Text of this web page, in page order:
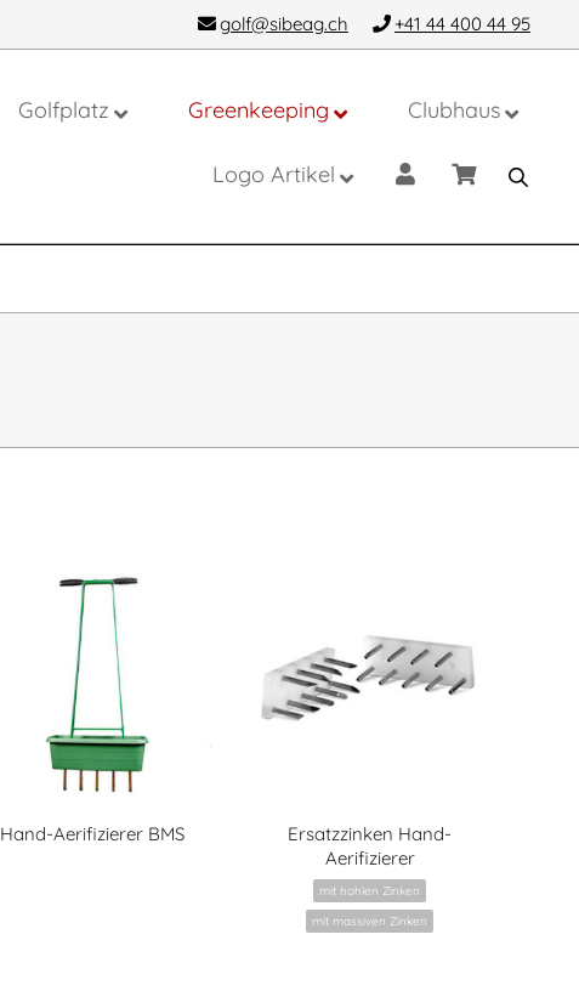
golf@sibeag.ch +41 44 400 44 95
Golfplatz Greenkeeping Clubhaus
Logo Artikel
Hand-Aerifizierer BMS
Ersatzzinken Hand-
Aerifizierer
mit hohlen Zinken
mit massiven Zinken